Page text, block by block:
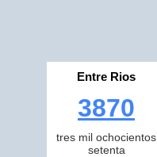
Entre Rios
3870
tres mil ochocientos
setenta